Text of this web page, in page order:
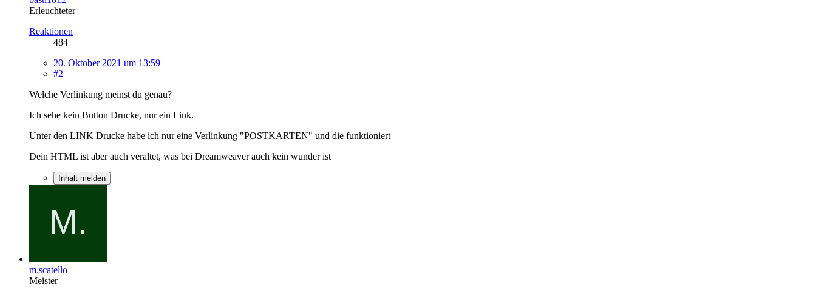
Erleuchteter
Reaktionen
484
20. Oktober 2021 um 13:59
#2
Welche Verlinkung meinst du genau?
Ich sehe kein Button Drucke, nur ein Link.
Unter den LINK Drucke habe ich nur eine Verlinkung "POSTKARTEN" und die funktioniert
Dein HTML ist aber auch veraltet, was bei Dreamweaver auch kein wunder ist
Inhalt melden
m.scatello
Meister